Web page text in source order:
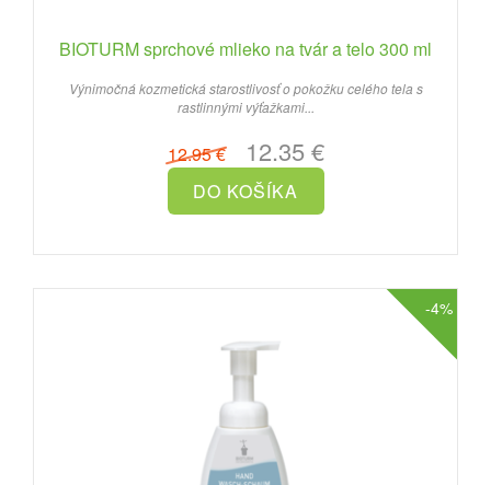
BIOTURM sprchové mlieko na tvár a telo 300 ml
Výnimočná kozmetická starostlivosť o pokožku celého tela s
rastlinnými výťažkami...
12.95 €12.35 €
-4%